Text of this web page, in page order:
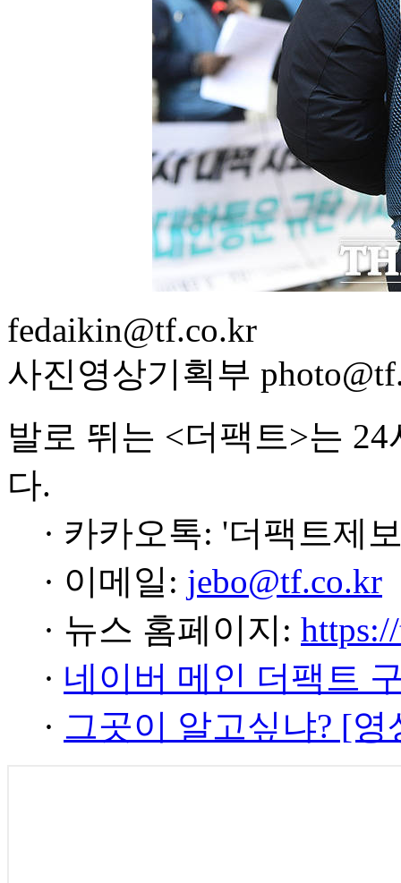
fedaikin@tf.co.kr
사진영상기획부
발로 뛰는 <더팩트>는
다.
· 카카오톡: '더팩트제
· 이메일: jebo@tf.co.kr
· 뉴스 홈페이지:
· 네이버 메인 더팩트
· 그곳이 알고싶냐? [